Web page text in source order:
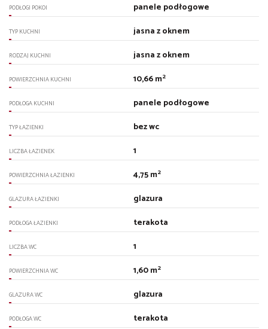
PODŁOGI POKOI panele podłogowe
TYP KUCHNI jasna z oknem
RODZAJ KUCHNI jasna z oknem
POWIERZCHNIA KUCHNI 10,66 m2
PODŁOGA KUCHNI panele podłogowe
TYP ŁAZIENKI bez wc
LICZBA ŁAZIENEK 1
POWIERZCHNIA ŁAZIENKI 4,75 m2
GLAZURA ŁAZIENKI glazura
PODŁOGA ŁAZIENKI terakota
LICZBA WC 1
POWIERZCHNIA WC 1,60 m2
GLAZURA WC glazura
PODŁOGA WC terakota